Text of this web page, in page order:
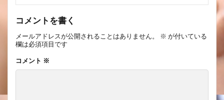
コメントを書く
メールアドレスが公開されることはありません。 ※ が付いている
欄は必須項目です
コメント ※